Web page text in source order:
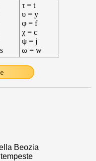
τ = t
υ = y
φ = f
χ = c
ψ = j
ω = w
Beozia